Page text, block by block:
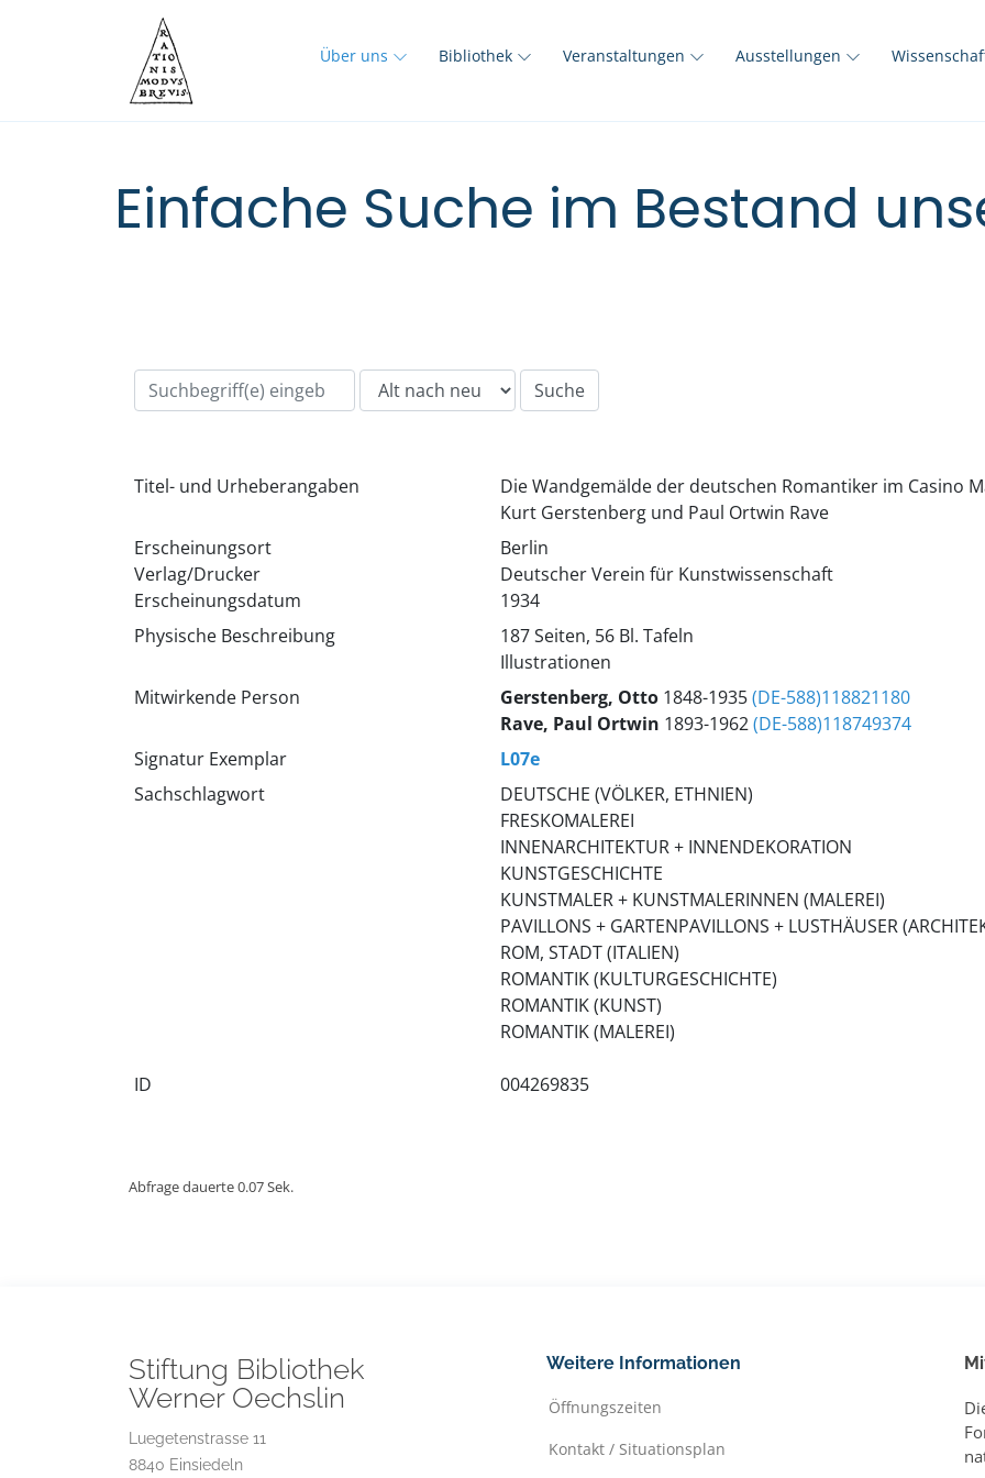
Über uns Bibliothek Veranstaltungen Ausstellungen
Einfache Suche im Bestand
Titel- und Urheberangaben
Die Wandgemälde der deutschen Romantiker im Casino
Kurt Gerstenberg und Paul Ortwin Rave
Erscheinungsort
Verlag/Drucker
Erscheinungsdatum
Berlin
Deutscher Verein für Kunstwissenschaft
1934
Physische Beschreibung
187 Seiten, 56 Bl. Tafeln
Illustrationen
Mitwirkende Person
Gerstenberg, Otto1848-1935(DE-588)118821180
Rave, Paul Ortwin 1893-1962(DE-588)118749374
Signatur Exemplar
L07e
Sachschlagwort
DEUTSCHE (VÖLKER, ETHNIEN)
FRESKOMALEREI
INNENARCHITEKTUR + INNENDEKORATION
KUNSTGESCHICHTE
KUNSTMALER + KUNSTMALERINNEN (MALEREI)
PAVILLONS + GARTENPAVILLONS + LUSTHÄUSER
ROM, STADT (ITALIEN)
ROMANTIK (KULTURGESCHICHTE)
ROMANTIK (KUNST)
ROMANTIK (MALEREI)
ID 004269835
Abfrage dauerte 0.07 Sek.
Stiftung Bibliothek
Werner Oechslin
Luegetenstrasse 11
8840 Einsiedeln
Weitere Informationen
Öffnungszeiten
Kontakt / Situationsplan